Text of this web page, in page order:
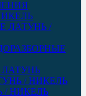
ЛАТУНЬ /
/ НИКЕЛЬ
/ НИКЕЛЬ